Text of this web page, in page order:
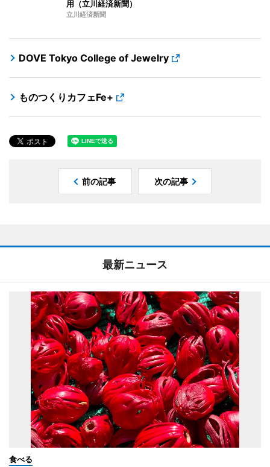
用（立川経済新聞）
立川経済新聞
DOVE Tokyo College of Jewelry
ものつくりカフェFe+
前の記事 次の記事
最新ニュース
食べる